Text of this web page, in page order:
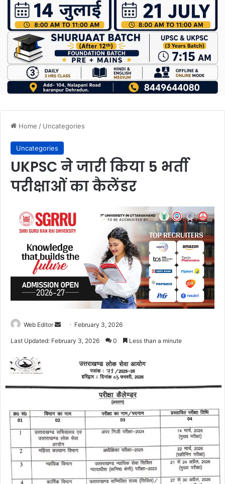
Home / Uncategories
Uncategories
UKPSC ने जारी किया 5 भर्ती
परीक्षाओं का कैलेंडर
Web Editor
n
m
i
l
February 3, 2026
Last Updated: February 3, 2026 0 Less than a minute